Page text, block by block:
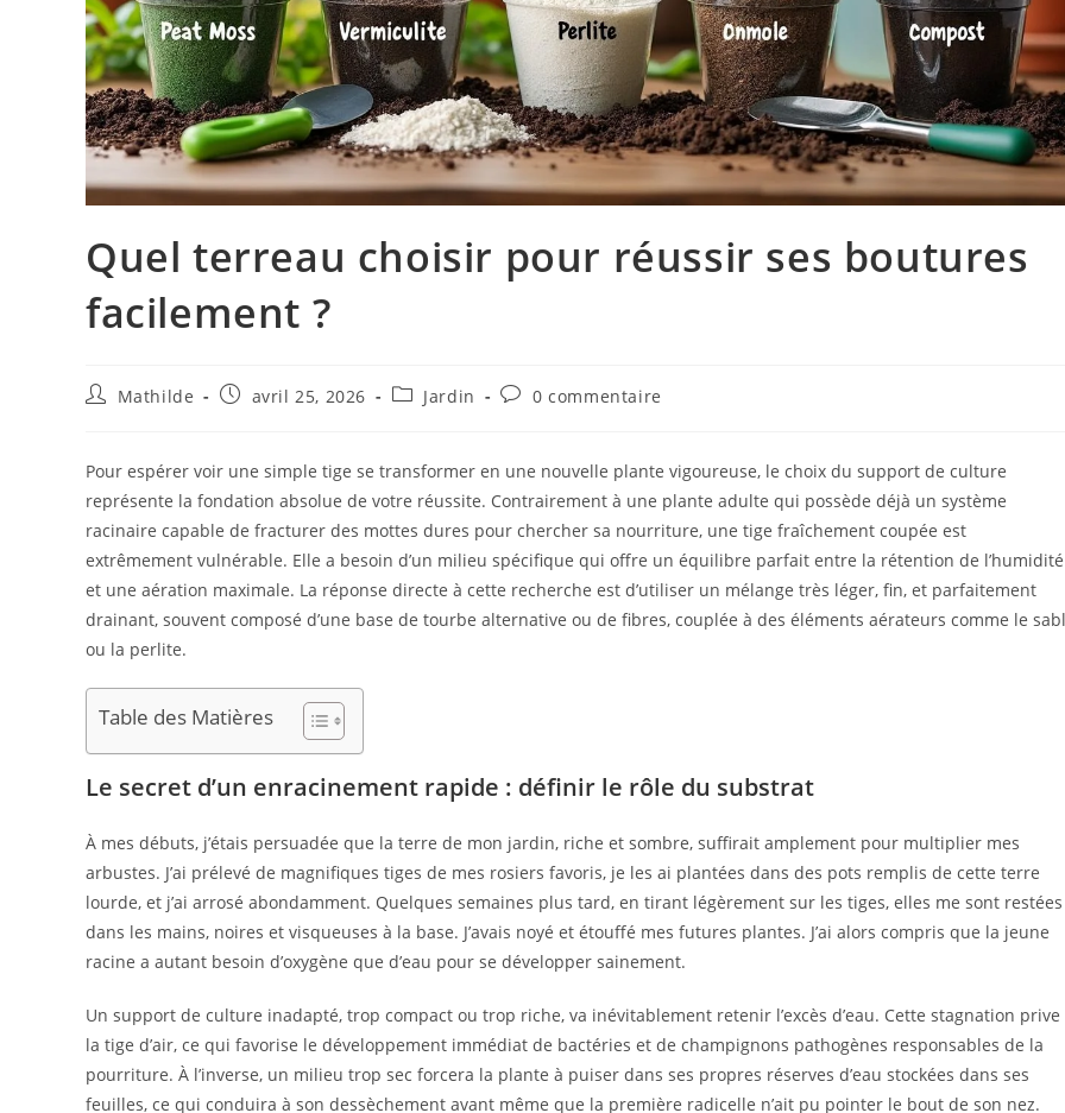
Quel terreau choisir pour réussir ses boutures
facilement ?
Mathilde avril 25, 2026 Jardin 0 commentaire
Pour espérer voir une simple tige se transformer en une nouvelle plante vigoureuse, le choix du support de culture
représente la fondation absolue de votre réussite. Contrairement à une plante adulte qui possède déjà un système
racinaire capable de fracturer des mottes dures pour chercher sa nourriture, une tige fraîchement coupée est
extrêmement vulnérable. Elle a besoin d’un milieu spécifique qui offre un équilibre parfait entre la rétention de l’humidité
et une aération maximale. La réponse directe à cette recherche est d’utiliser un mélange très léger, fin, et parfaitement
drainant, souvent composé d’une base de tourbe alternative ou de fibres, couplée à des éléments aérateurs comme le
ou la perlite.
Table des Matières
Le secret d’un enracinement rapide : définir le rôle du substrat
À mes débuts, j’étais persuadée que la terre de mon jardin, riche et sombre, suffirait amplement pour multiplier mes
arbustes. J’ai prélevé de magnifiques tiges de mes rosiers favoris, je les ai plantées dans des pots remplis de cette terre
lourde, et j’ai arrosé abondamment. Quelques semaines plus tard, en tirant légèrement sur les tiges, elles me sont restées
dans les mains, noires et visqueuses à la base. J’avais noyé et étouffé mes futures plantes. J’ai alors compris que la jeune
racine a autant besoin d’oxygène que d’eau pour se développer sainement.
Un support de culture inadapté, trop compact ou trop riche, va inévitablement retenir l’excès d’eau. Cette stagnation prive
la tige d’air, ce qui favorise le développement immédiat de bactéries et de champignons pathogènes responsables de la
pourriture. À l’inverse, un milieu trop sec forcera la plante à puiser dans ses propres réserves d’eau stockées dans ses
feuilles, ce qui conduira à son dessèchement avant même que la première radicelle n’ait pu pointer le bout de son nez.